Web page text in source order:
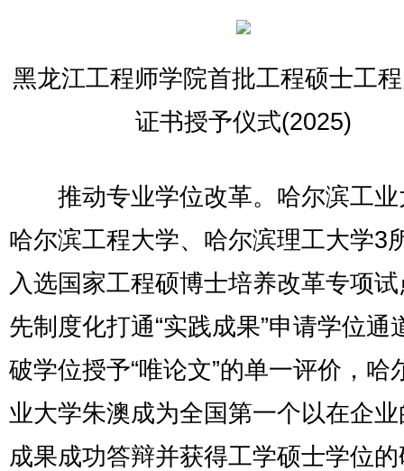
黑龙江工程师学院首批工程硕士工
证书授予仪式(2025)
推动专业学位改革。哈尔滨工业
哈尔滨工程大学、哈尔滨理工大学3
入选国家工程硕博士培养改革专项
先制度化打通“实践成果”申请学位通
破学位授予“唯论文”的单一评价，哈
业大学朱澳成为全国第一个以在企
成果成功答辩并获得工学硕士学位